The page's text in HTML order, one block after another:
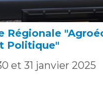
"Agroécologie
Politique"
et 31 janvier 2025